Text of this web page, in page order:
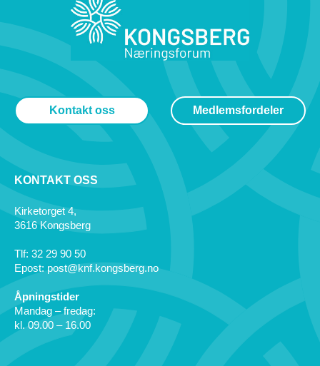
Kontakt oss Medlemsfordeler
KONTAKT OSS
Kirketorget 4,
3616 Kongsberg
Tlf: 32 29 90 50
Epost: post@knf.kongsberg.no
Åpningstider
Mandag – fredag:
kl. 09.00 – 16.00